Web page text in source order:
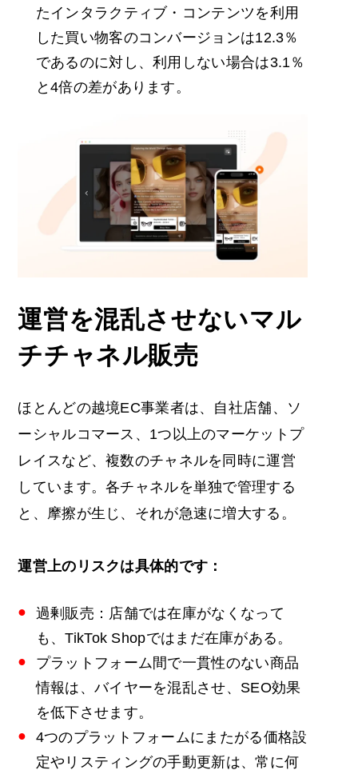
たインタラクティブ・コンテンツを利用
した買い物客のコンバージョンは12.3％
であるのに対し、利用しない場合は3.1％
と4倍の差があります。
運営を混乱させないマル
チチャネル販売
ほとんどの越境EC事業者は、自社店舗、ソ
ーシャルコマース、1つ以上のマーケットプ
レイスなど、複数のチャネルを同時に運営
しています。各チャネルを単独で管理する
と、摩擦が生じ、それが急速に増大する。
運営上のリスクは具体的です：
過剰販売：店舗では在庫がなくなって
も、TikTok Shopではまだ在庫がある。
プラットフォーム間で一貫性のない商品
情報は、バイヤーを混乱させ、SEO効果
を低下させます。
4つのプラットフォームにまたがる価格設
定やリスティングの手動更新は、常に何